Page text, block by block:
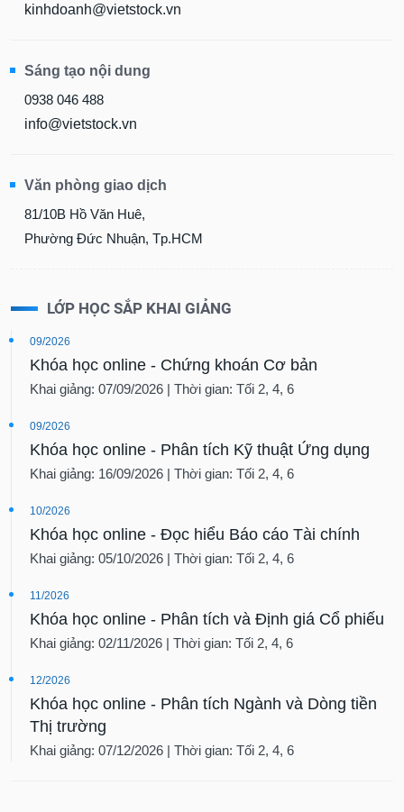
kinhdoanh@vietstock.vn
Sáng tạo nội dung
0938 046 488
info@vietstock.vn
Văn phòng giao dịch
81/10B Hồ Văn Huê,
Phường Đức Nhuận, Tp.HCM
LỚP HỌC SẮP KHAI GIẢNG
09/2026
Khóa học online - Chứng khoán Cơ bản
Khai giảng: 07/09/2026 | Thời gian: Tối 2, 4, 6
09/2026
Khóa học online - Phân tích Kỹ thuật Ứng dụng
Khai giảng: 16/09/2026 | Thời gian: Tối 2, 4, 6
10/2026
Khóa học online - Đọc hiểu Báo cáo Tài chính
Khai giảng: 05/10/2026 | Thời gian: Tối 2, 4, 6
11/2026
Khóa học online - Phân tích và Định giá Cổ phiếu
Khai giảng: 02/11/2026 | Thời gian: Tối 2, 4, 6
12/2026
Khóa học online - Phân tích Ngành và Dòng tiền
Thị trường
Khai giảng: 07/12/2026 | Thời gian: Tối 2, 4, 6